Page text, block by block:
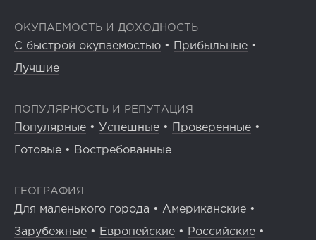
ОКУПАЕМОСТЬ И ДОХОДНОСТЬ
С быстрой окупаемостью • Прибыльные •
Лучшие
ПОПУЛЯРНОСТЬ И РЕПУТАЦИЯ
Популярные • Успешные • Проверенные •
Готовые • Востребованные
ГЕОГРАФИЯ
Для маленького города • Американские •
Зарубежные • Европейские • Российские •